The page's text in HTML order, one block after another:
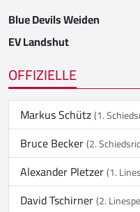
Blue Devils Weiden
EV Landshut
OFFIZIELLE
Markus Schütz(1.
Bruce Becker(2.
Alexander Pletzer(1.
David Tschirner(2.